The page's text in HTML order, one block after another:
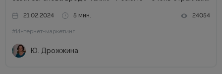
что...
21.02.2024 5 мин. 24054
#Интернет-маркетинг
Ю. Дрожжина